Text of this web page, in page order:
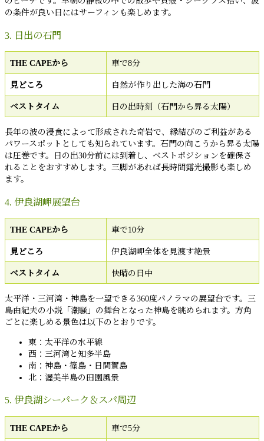
の条件が良い日にはサーフィンも楽しめます。
3. 日出の石門
THE CAPEから 車で8分
見どころ 自然が作り出した海の石門
ベストタイム 日の出時刻（石門から昇る太陽）
長年の波の浸食によって形成された奇岩で、縁結びのご利益がある
パワースポットとしても知られています。石門の向こうから昇る太陽
は圧巻です。日の出30分前には到着し、ベストポジションを確保さ
れることをおすすめします。三脚があれば長時間露光撮影も楽しめ
ます。
4. 伊良湖岬展望台
THE CAPEから 車で10分
見どころ 伊良湖岬全体を見渡す絶景
ベストタイム 快晴の日中
太平洋・三河湾・神島を一望できる360度パノラマの展望台です。三
島由紀夫の小説「潮騒」の舞台となった神島を眺められます。方角
ごとに楽しめる景色は以下のとおりです。
東：太平洋の水平線
西：三河湾と知多半島
南：神島・篠島・日間賀島
北：渥美半島の田園風景
5. 伊良湖シーパーク＆スパ周辺
THE CAPEから 車で5分